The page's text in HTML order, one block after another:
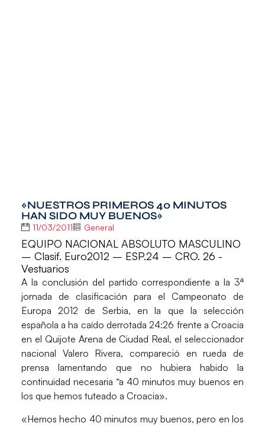
«NUESTROS PRIMEROS 40 MINUTOS
HAN SIDO MUY BUENOS»
11/03/2011 General
EQUIPO NACIONAL ABSOLUTO MASCULINO
– Clasif. Euro2012 – ESP.24 – CRO. 26 -
Vestuarios
A la conclusión del partido correspondiente a la 3ª
jornada de clasificación para el Campeonato de
Europa 2012 de Serbia, en la que la selección
española a ha caído derrotada 24:26 frente a Croacia
en el Quijote Arena de Ciudad Real, el seleccionador
nacional Valero Rivera, compareció en rueda de
prensa lamentando que no hubiera habido la
continuidad necesaria “a 40 minutos muy buenos en
los que hemos tuteado a Croacia».
«Hemos hecho 40 minutos muy buenos, pero en los